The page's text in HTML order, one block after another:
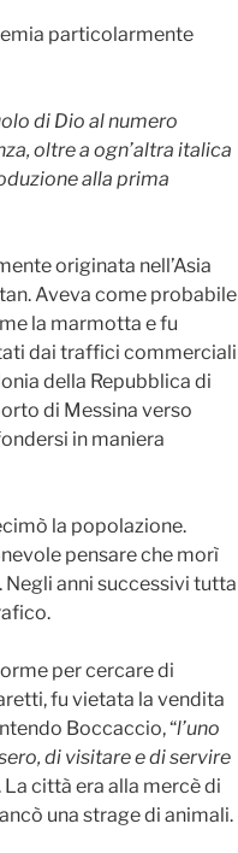
particolarmente
di Dio al numero
oltre a ogn’altra italica
alla prima
originata nell’Asia
Aveva come probabile
la marmotta e fu
dai traffici commerciali
della Repubblica di
di Messina verso
in maniera
la popolazione.
pensare che morì
anni successivi tutta
per cercare di
fu vietata la vendita
Boccaccio, “l’uno
di visitare e di servire
città era alla mercè di
una strage di animali.